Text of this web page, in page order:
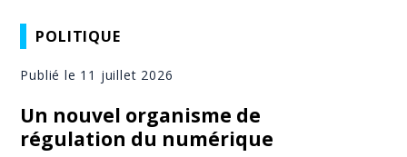
POLITIQUE
Publié le 11 juillet 2026
Un nouvel organisme de
régulation du numérique